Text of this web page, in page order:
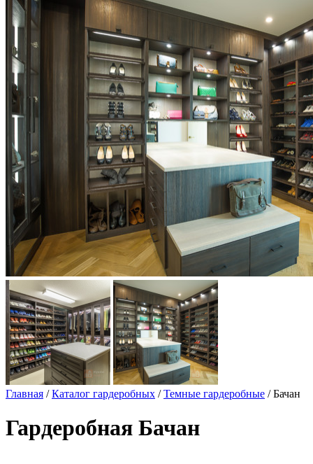
Главная /Каталог гардеробных /Темные гардеробные / Бачан
Гардеробная Бачан